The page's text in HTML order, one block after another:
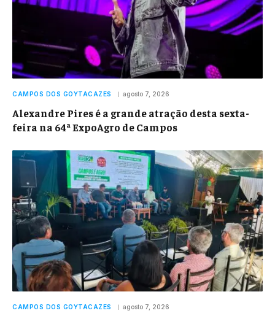
CAMPOS DOS GOYTACAZES agosto 7, 2026
Alexandre Pires é a grande atração desta sexta-
feira na 64ª ExpoAgro de Campos
CAMPOS DOS GOYTACAZES agosto 7, 2026